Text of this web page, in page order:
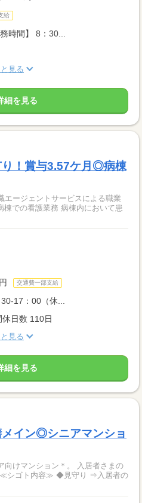
給
時間】 8：30...
見る
細を見る
！賞与3.57ケ月◎病棟
ージェントサービスによる職業
での看護業務 病棟内において患
交通費一部支給
17：00（休...
日数 110日
見る
細を見る
イン◎シニアマンショ
向けマンション＊。 入居者さまの